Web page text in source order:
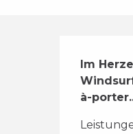
Im
à-